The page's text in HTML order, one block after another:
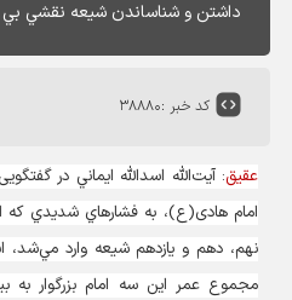
داشتن و شناساندن شيعه نقشي بي
کد خبر :۳۸۸۸۰
عقیق: آيت‌الله اسد‌الله ايماني در
امام هادی(ع)، به فشارهاي شديدي كه
نهم، دهم و يازدهم شيعه وارد مي‌شد،
مجموع عمر اين سه امام بزرگوار به